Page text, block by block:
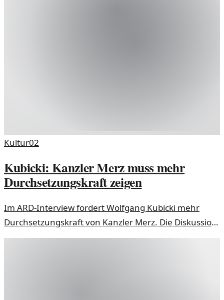
Kultur02
Kubicki: Kanzler Merz muss mehr
Durchsetzungskraft zeigen
Im ARD-Interview fordert Wolfgang Kubicki mehr
Durchsetzungskraft von Kanzler Merz. Die Diskussion
um Führung und Verantwortung in der Politik wird